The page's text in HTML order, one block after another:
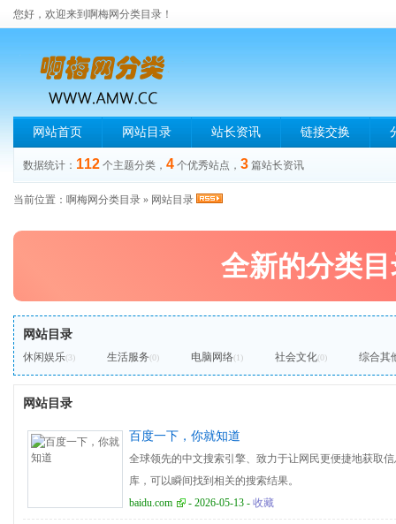
您好，欢迎来到啊梅网分类目录！
网站首页 网站目录 站长资讯 链接交换
数据统计： 112 个主题分类， 4 个优秀站点， 3 篇站长资讯
当前位置： 啊梅网分类目录 » 网站目录
全新的分类
网站目录
休闲娱乐(3) 生活服务(0) 电脑网络(1) 社会文化(0) 综合其
网站目录
百度一下，你就知道
全球领先的中文搜索引擎、致力于让网民更便捷地获取
库，可以瞬间找到相关的搜索结果。
baidu.com
- 2026-05-13 - 收藏